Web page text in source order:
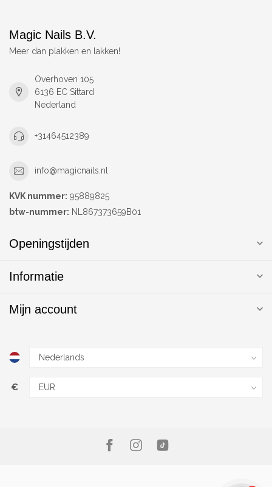
Magic Nails B.V.
Meer dan plakken en lakken!
Overhoven 105
6136 EC Sittard
Nederland
+31464512389
info@magicnails.nl
KVK nummer: 95889825
btw-nummer: NL867373659B01
Openingstijden
Informatie
Mijn account
€